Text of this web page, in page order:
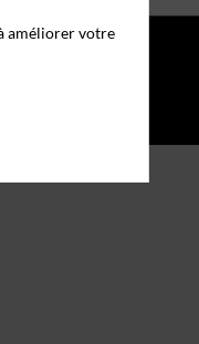
améliorer votre